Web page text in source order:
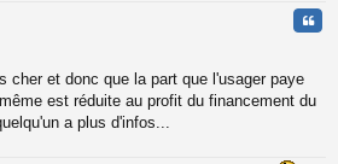
cher et donc que la part que l'usager paye
est réduite au profit du financement du
a plus d'infos...